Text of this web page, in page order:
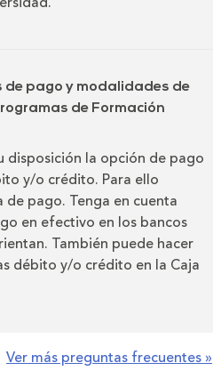
de pago y modalidades de
de Formación
disposición la opción de pago
y/o crédito. Para ello
pago. Tenga en cuenta
en efectivo en los bancos
También puede hacer
débito y/o crédito en la Caja
Ver más preguntas frecuentes »